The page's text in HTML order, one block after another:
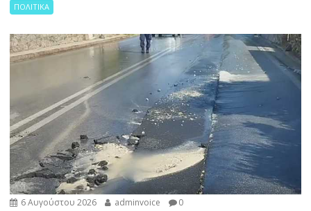
ΠΟΛΙΤΙΚΑ
6 Αυγούστου 2026 adminvoice 0